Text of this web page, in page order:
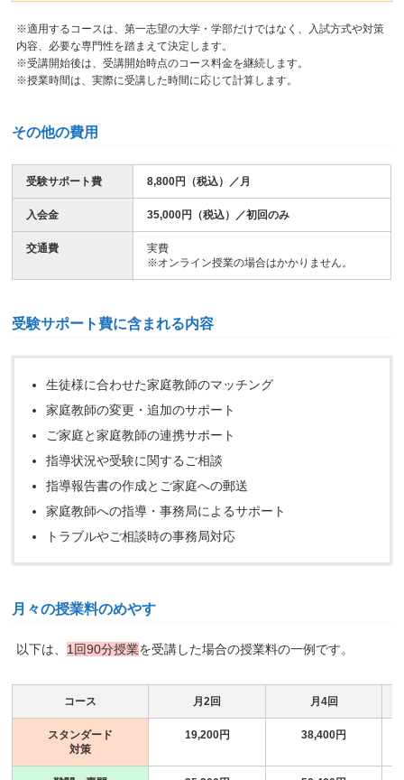
※適用するコースは、第一志望の大学・学部だけではなく、入試方式や対策
内容、必要な専門性を踏まえて決定します。
※受講開始後は、受講開始時点のコース料金を継続します。
※授業時間は、実際に受講した時間に応じて計算します。
その他の費用
受験サポート費 8,800円（税込）／月
入会金 35,000円（税込）／初回のみ
交通費
実費
※オンライン授業の場合はかかりません。
受験サポート費に含まれる内容
生徒様に合わせた家庭教師のマッチング
家庭教師の変更・追加のサポート
ご家庭と家庭教師の連携サポート
指導状況や受験に関するご相談
指導報告書の作成とご家庭への郵送
家庭教師への指導・事務局によるサポート
トラブルやご相談時の事務局対応
月々の授業料のめやす
以下は、 1回90分授業を受講した場合の授業料の一例です。
コース 月2回 月4回
スタンダード
対策
19,200円 38,400円